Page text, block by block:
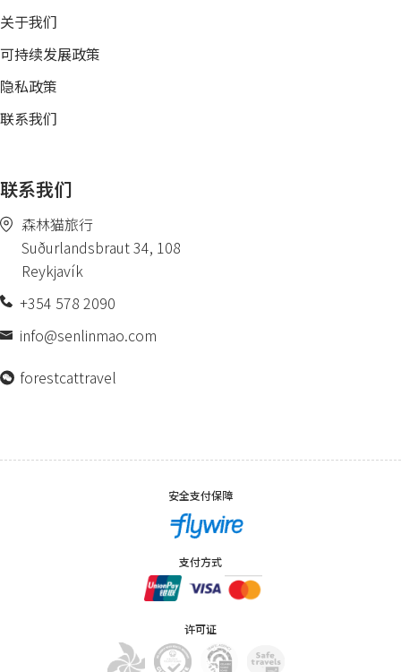
关于我们
可持续发展政策
隐私政策
联系我们
联系我们
森林猫旅行
Suðurlandsbraut 34, 108
Reykjavík
+354 578 2090
info@senlinmao.com
forestcattravel
安全支付保障
支付方式
许可证